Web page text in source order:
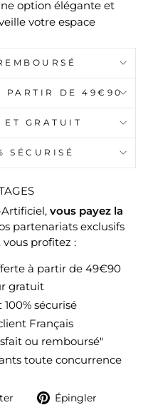
option élégante et
votre espace
PARTIR DE 49€90
ET GRATUIT
SÉCURISÉ
vous payez la
partenariats exclusifs
vous profitez :
à partir de 49€90
gratuit
sécurisé
Français
ou remboursé"
toute concurrence
TweeterÉpingler